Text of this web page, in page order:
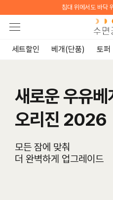
침대 위에서도 바닥
세트할인 베개(단품) 토퍼
새로운 우유베개
오리진 2026
모든 잠에 맞춰
더 완벽하게 업그레이드